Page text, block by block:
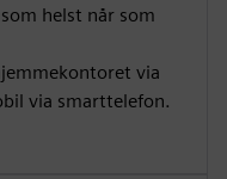
helst når som
via
via smarttelefon.